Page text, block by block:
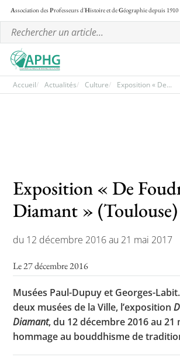
Association desProfesseurs d'Histoire et deGéographiedepuis 1910
Communiqués et
Lettre d’information de
L’APHG dans la presse
Toutes les actualités
Les rendez-vous de
Concours de
Accueil Actualités Culture Exposition « De...
Exposition « De
Diamant » (Toulouse)
du 12 décembre 2016 au 21 mai 2017
Le 27 décembre 2016
Musées Paul-Dupuy et Georges-
deux musées de la Ville, l’exposition
Diamant, du 12 décembre 2016 au 21
hommage au bouddhisme de